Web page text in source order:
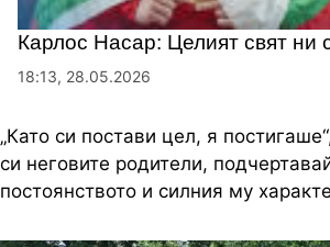
Карлос Насар: Целият свят ни
18:13, 28.05.2026
„Като си постави цел, я
си неговите родители,
постоянството и силния му